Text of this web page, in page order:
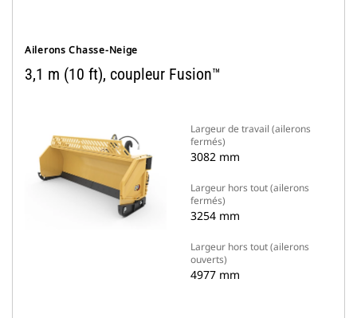
Ailerons Chasse-Neige
3,1 m (10 ft), coupleur Fusion™
Largeur de travail (ailerons
fermés)
3082 mm
Largeur hors tout (ailerons
fermés)
3254 mm
Largeur hors tout (ailerons
ouverts)
4977 mm